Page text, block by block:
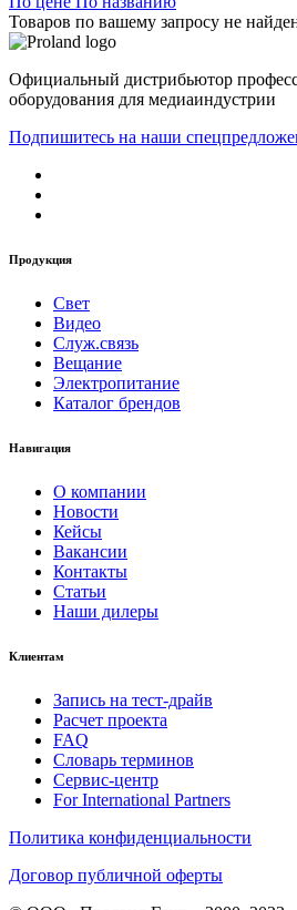
Товаров по вашему запросу не
Официальный дистрибьютор
оборудования для медиаиндустрии
Подпишитесь на наши
Продукция
Свет
Видео
Служ.связь
Вещание
Электропитание
Каталог брендов
Навигация
О компании
Новости
Кейсы
Вакансии
Контакты
Статьи
Наши дилеры
Клиентам
Запись на тест-драйв
Расчет проекта
FAQ
Словарь терминов
Сервис-центр
For International Partners
Политика конфиденциальности
Договор публичной оферты